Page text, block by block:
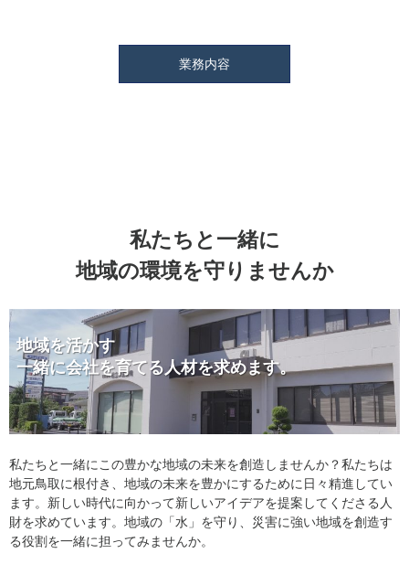
業務内容
私たちと一緒に
地域の環境を守りませんか
地域を活かす
一緒に会社を育てる人材を求めます。
私たちと一緒にこの豊かな地域の未来を創造しませんか？私たちは
地元鳥取に根付き、地域の未来を豊かにするために日々精進してい
ます。新しい時代に向かって新しいアイデアを提案してくださる人
財を求めています。地域の「水」を守り、災害に強い地域を創造す
る役割を一緒に担ってみませんか。